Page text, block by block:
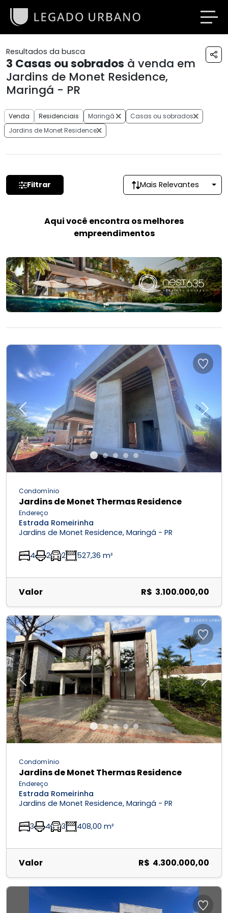
Resultados da busca
3 Casas ou sobrados à venda em
Jardins de Monet Residence,
Maringá - PR
Venda Residenciais Maringá
Casas ou sobrados
Jardins de Monet Residence
Filtrar Mais Relevantes
Aqui você encontra os melhores
empreendimentos
Previous Next
Condomínio
Jardins de Monet Thermas Residence
Endereço
Estrada Romeirinha
Jardins de Monet Residence, Maringá - PR
4 2 2 527,36 m²
Valor R$ 3.100.000,00
Previous Next
Condomínio
Jardins de Monet Thermas Residence
Endereço
Estrada Romeirinha
Jardins de Monet Residence, Maringá - PR
3 4 3 408,00 m²
Valor R$ 4.300.000,00